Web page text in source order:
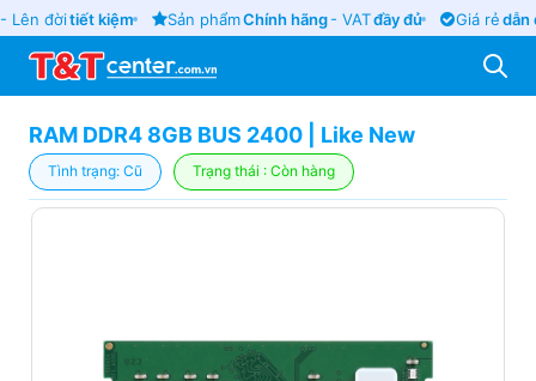
đờitiết kiệm Sản phẩmChính hãng- VATđầy đủ Giá rẻdẫn
RAM DDR4 8GB BUS 2400 | Like New
Tình trạng: Cũ Trạng thái : Còn hàng